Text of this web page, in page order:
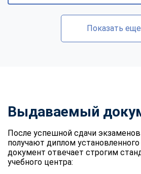
Показать еще
Выдаваемый
После успешной сдачи
получают диплом
документ отвечает строгим
учебного центра: